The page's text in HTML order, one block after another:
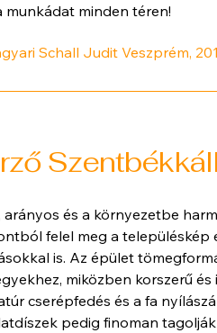
minden téren!
Schall Judit Veszprém,
arányos és a környezetbe
felel meg a
is. Az épület
miközben korszerű
cserépfedés és a fa
pedig finoman